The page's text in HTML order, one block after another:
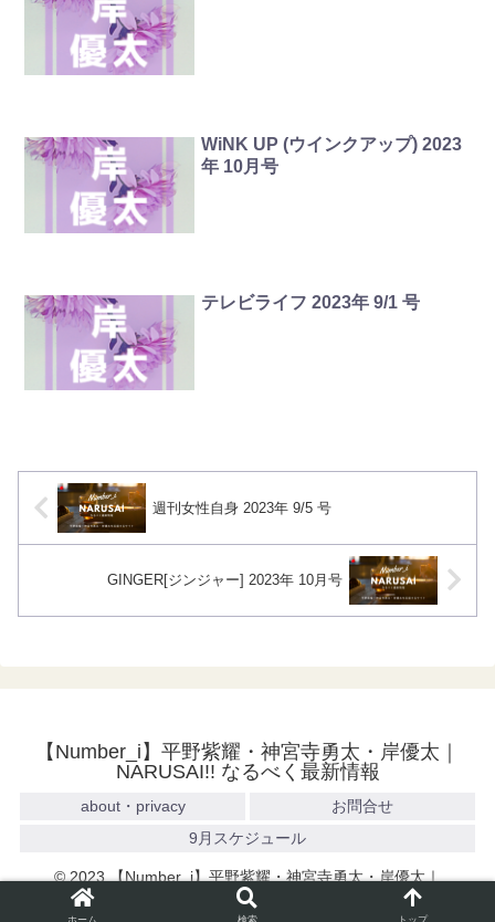
WiNK UP (ウインクアップ) 2023
年 10月号
テレビライフ 2023年 9/1 号
週刊女性自身 2023年 9/5 号
GINGER[ジンジャー] 2023年 10月号
【Number_i】平野紫耀・神宮寺勇太・岸優太｜
NARUSAI!! なるべく最新情報
about・privacy
お問合せ
9月スケジュール
© 2023 【Number_i】平野紫耀・神宮寺勇太・岸優太｜
NARUSAI!! なるべく最新情報.
ホーム 検索 トップ